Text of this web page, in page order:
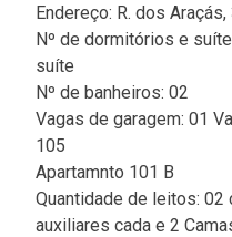
Endereço: R. dos
Nº de dormitórios e
suíte
Nº de banheiros: 02
Vagas de garagem: 01
105
Apartamnto 101 B
Quantidade de leitos: 02
auxiliares cada e 2